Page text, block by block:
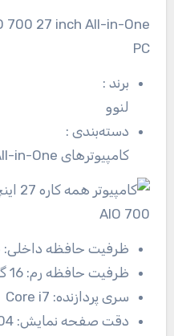
PC
برند:
لنوو
دسته‌بندی:
کامپیوترهای All-in-One
ظرفیت حافظه داخلی:
ظرفیت حافظه رم: 16 گیگابایت
سری پردازنده: Core i7
دقت صفحه نمایش: